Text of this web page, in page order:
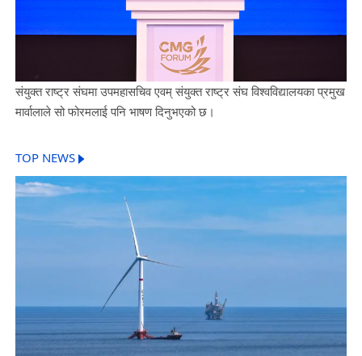
संयुक्त राष्ट्र संघमा उपमहासचिव एवम् संयुक्त राष्ट्र संघ विश्वविद्यालयका प्रमुख
मार्वालाले सो फोरमलाई पनि भाषण दिनुभएको छ।
TOP NEWS